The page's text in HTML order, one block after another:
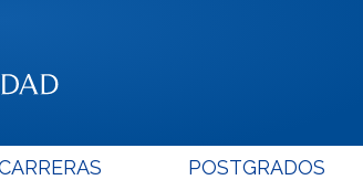
POSTGRADOS